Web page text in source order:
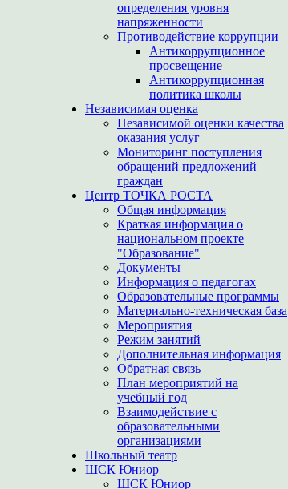
определения уровня
напряженности
Противодействие коррупции
Антикоррупционное
просвещение
Антикоррупционная
политика школы
Независимая оценка
Независимой оценки качества
оказания услуг
Мониторинг поступления
обращений предложений
граждан
Центр ТОЧКА РОСТА
Общая информация
Краткая информация о
национальном проекте
"Образование"
Документы
Информация о педагогах
Образовательные программы
Материально-техническая база
Мероприятия
Режим занятий
Дополнительная информация
Обратная связь
План мероприятий на
учебный год
Взаимодействие с
образовательными
организациями
Школьный театр
ШСК Юниор
ШСК Юниор